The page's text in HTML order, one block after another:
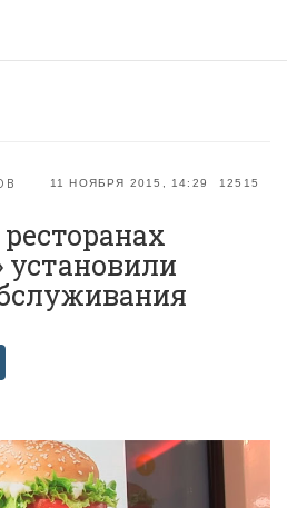
11 НОЯБРЯ 2015, 14:29 12515
установили